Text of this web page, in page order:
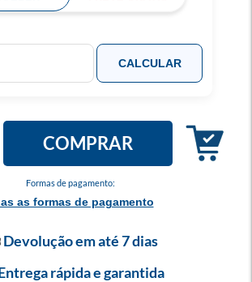
Formas de pagamento:
as formas de pagamento
COMPRAR
CALCULAR
Devolução em até 7 dias
rápida e garantida